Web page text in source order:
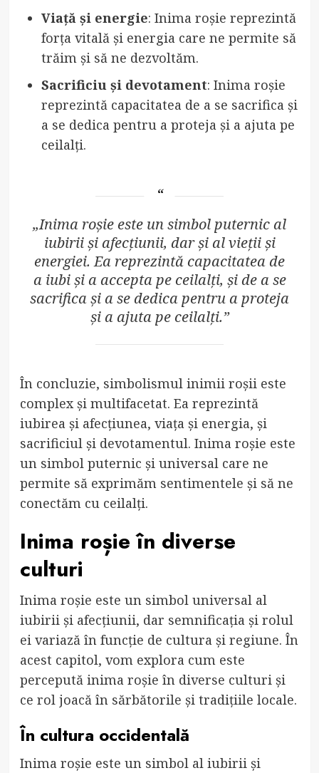
Viață și energie: Inima roșie reprezintă
forța vitală și energia care ne permite să
trăim și să ne dezvoltăm.
Sacrificiu și devotament: Inima roșie
reprezintă capacitatea de a se sacrifica și
a se dedica pentru a proteja și a ajuta pe
ceilalți.
„Inima roșie este un simbol puternic al
iubirii și afecțiunii, dar și al vieții și
energiei. Ea reprezintă capacitatea de
a iubi și a accepta pe ceilalți, și de a se
sacrifica și a se dedica pentru a proteja
și a ajuta pe ceilalți.”
În concluzie, simbolismul inimii roșii este
complex și multifacetat. Ea reprezintă
iubirea și afecțiunea, viața și energia, și
sacrificiul și devotamentul. Inima roșie este
un simbol puternic și universal care ne
permite să exprimăm sentimentele și să ne
conectăm cu ceilalți.
Inima roșie în diverse
culturi
Inima roșie este un simbol universal al
iubirii și afecțiunii, dar semnificația și rolul
ei variază în funcție de cultura și regiune. În
acest capitol, vom explora cum este
percepută inima roșie în diverse culturi și
ce rol joacă în sărbătorile și tradițiile locale.
În cultura occidentală
Inima roșie este un simbol al iubirii și